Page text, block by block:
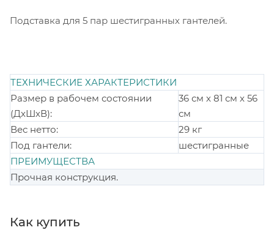
Подставка для 5 пар шестигранных гантелей.
ТЕХНИЧЕСКИЕ ХАРАКТЕРИСТИКИ
Размер в рабочем состоянии
(ДхШхВ):
36 см х 81 см х 56
см
Вес нетто:
29 кг
Под гантели:
шестигранные
ПРЕИМУЩЕСТВА
Прочная конструкция.
Как купить